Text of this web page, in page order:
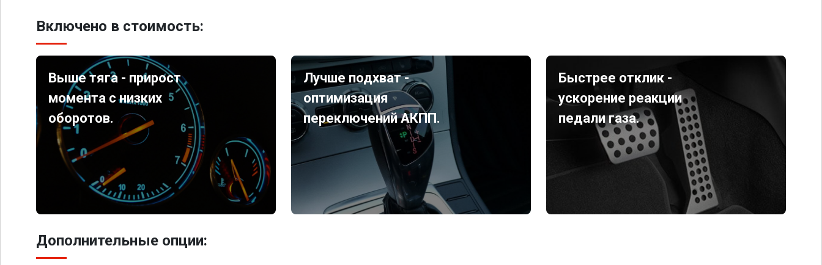
Включено в стоимость:
Выше тяга - прирост
момента с низких
оборотов.
Лучше подхват -
оптимизация
переключений АКПП.
Быстрее отклик -
ускорение реакции
педали газа.
Дополнительные опции: